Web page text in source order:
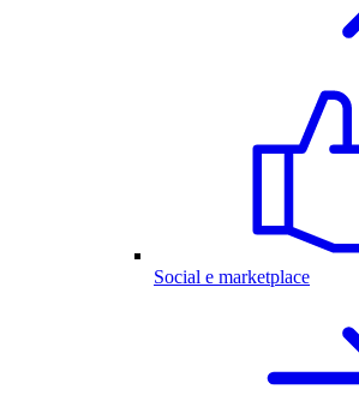
Social e marketplace